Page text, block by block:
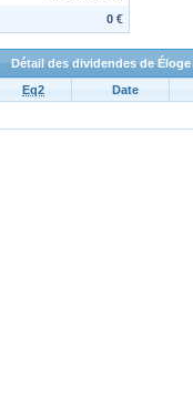
0 €
Détail des dividendes de
Eq2 Date